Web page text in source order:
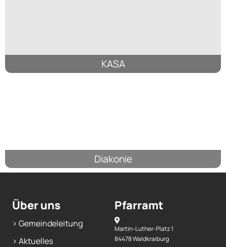
KASA
Diakonie
Über uns
> Gemeindeleitung
> Aktuelles
Pfarramt
Martin-Luther-Platz 1
84478 Waldkraiburg